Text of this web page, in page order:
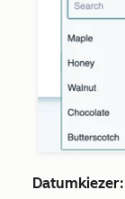
Datumkiezer: